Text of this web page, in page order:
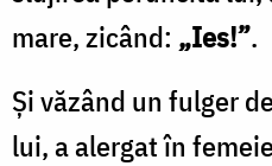
mare, zicând: „Ies!”.
Și văzând un fulger
lui, a alergat în